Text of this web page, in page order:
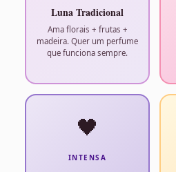
Luna Tradicional
Ama florais + frutas +
madeira. Quer um perfume
que funciona sempre.
🖤
INTENSA